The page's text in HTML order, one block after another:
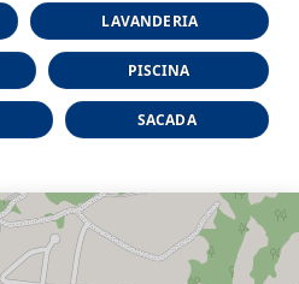
LAVANDERIA
PISCINA
SACADA